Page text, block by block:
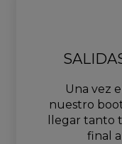
Una vez
nuestro
llegar
final